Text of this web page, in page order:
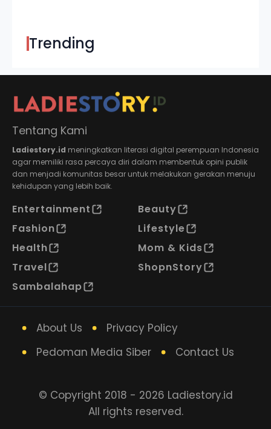
Trending
Tentang Kami
Ladiestory.id meningkatkan literasi digital perempuan Indonesia
agar memiliki rasa percaya diri dalam membentuk opini publik
dan menjadi komunitas besar untuk melakukan gerakan menuju
kehidupan yang lebih baik.
Entertainment
Beauty
Fashion
Lifestyle
Health
Mom & Kids
Travel
ShopnStory
Sambalahap
About Us
Privacy Policy
Pedoman Media Siber
Contact Us
© Copyright 2018 - 2026 Ladiestory.id
All rights reserved.